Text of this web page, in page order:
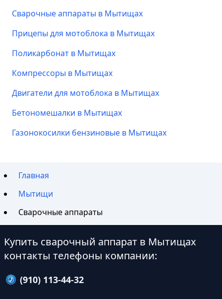
Сварочные аппараты в Мытищах
Прицепы для мотоблока в Мытищах
Поликарбонат в Мытищах
Компрессоры в Мытищах
Двигатели для мотоблока в Мытищах
Бетономешалки в Мытищах
Газонокосилки бензиновые в Мытищах
Главная
Мытищи
Сварочные аппараты
Купить сварочный аппарат в Мытищах
контакты телефоны компании:
(910) 113-44-32